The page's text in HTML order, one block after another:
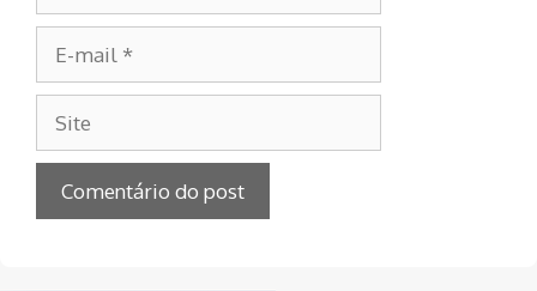
mail